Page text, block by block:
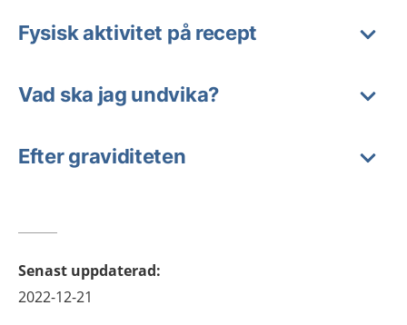
Fysisk aktivitet på recept
Vad ska jag undvika?
Efter graviditeten
Senast uppdaterad:
2022-12-21